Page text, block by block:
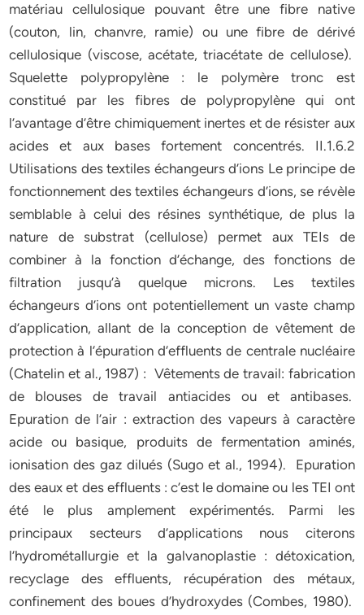
matériau cellulosique pouvant être une fibre native
(couton, lin, chanvre, ramie) ou une fibre de dérivé
cellulosique (viscose, acétate, triacétate de cellulose).
Squelette polypropylène : le polymère tronc est
constitué par les fibres de polypropylène qui ont
l’avantage d’être chimiquement inertes et de résister aux
acides et aux bases fortement concentrés. II.1.6.2
Utilisations des textiles échangeurs d’ions Le principe de
fonctionnement des textiles échangeurs d’ions, se révèle
semblable à celui des résines synthétique, de plus la
nature de substrat (cellulose) permet aux TEIs de
combiner à la fonction d’échange, des fonctions de
filtration jusqu’à quelque microns. Les textiles
échangeurs d’ions ont potentiellement un vaste champ
d’application, allant de la conception de vêtement de
protection à l’épuration d’effluents de centrale nucléaire
(Chatelin et al., 1987) : Vêtements de travail: fabrication
de blouses de travail antiacides ou et antibases.
Epuration de l’air : extraction des vapeurs à caractère
acide ou basique, produits de fermentation aminés,
ionisation des gaz dilués (Sugo et al., 1994). Epuration
des eaux et des effluents : c’est le domaine ou les TEI ont
été le plus amplement expérimentés. Parmi les
principaux secteurs d’applications nous citerons
l’hydrométallurgie et la galvanoplastie : détoxication,
recyclage des effluents, récupération des métaux,
confinement des boues d’hydroxydes (Combes, 1980).